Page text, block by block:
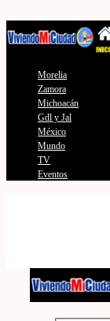
Morelia
Zamora
Michoacán
Gdl y Jal
México
Mundo
TV
Eventos